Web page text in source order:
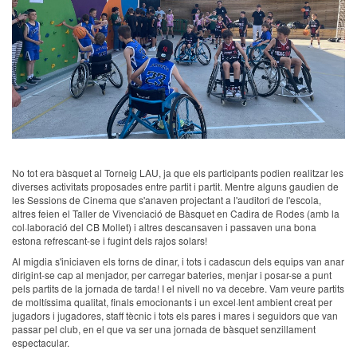
No tot era bàsquet al Torneig LAU, ja que els participants podien realitzar les
diverses activitats proposades entre partit i partit. Mentre alguns gaudien de
les Sessions de Cinema que s'anaven projectant a l'auditori de l'escola,
altres feien el Taller de Vivenciació de Bàsquet en Cadira de Rodes (amb la
col·laboració del CB Mollet) i altres descansaven i passaven una bona
estona refrescant-se i fugint dels rajos solars!
Al migdia s'iniciaven els torns de dinar, i tots i cadascun dels equips van anar
dirigint-se cap al menjador, per carregar bateries, menjar i posar-se a punt
pels partits de la jornada de tarda! I el nivell no va decebre. Vam veure partits
de moltíssima qualitat, finals emocionants i un excel·lent ambient creat per
jugadors i jugadores, staff tècnic i tots els pares i mares i seguidors que van
passar pel club, en el que va ser una jornada de bàsquet senzillament
espectacular.